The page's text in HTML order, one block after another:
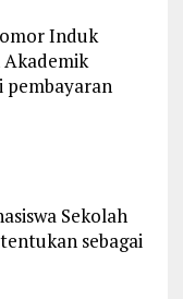
Induk
Akademik
pembayaran
Sekolah
sebagai